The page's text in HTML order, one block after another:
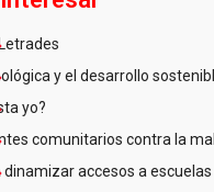
y el desarrollo
yo?
comunitarios contra la
accesos a escuelas